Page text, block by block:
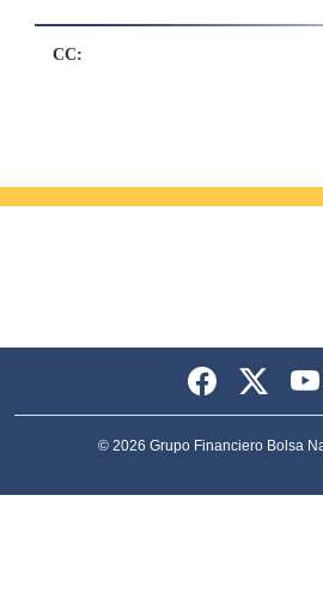
CC:
© 2026 Grupo Financiero Bolsa